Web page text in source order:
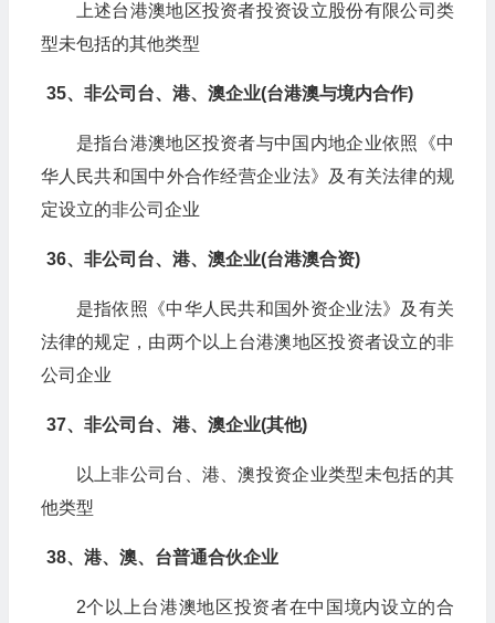
上述台港澳地区投资者投资设立股份有限公司类
型未包括的其他类型
35、非公司台、港、澳企业(台港澳与境内合作)
是指台港澳地区投资者与中国内地企业依照《中
华人民共和国中外合作经营企业法》及有关法律的规
定设立的非公司企业
36、非公司台、港、澳企业(台港澳合资)
是指依照《中华人民共和国外资企业法》及有关
法律的规定，由两个以上台港澳地区投资者设立的非
公司企业
37、非公司台、港、澳企业(其他)
以上非公司台、港、澳投资企业类型未包括的其
他类型
38、港、澳、台普通合伙企业
2个以上台港澳地区投资者在中国境内设立的合